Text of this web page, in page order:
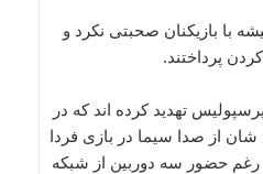
با بازیکنان صحبتی نکرد و
پرداختند.
تهدید کرده اند که در
از صدا سیما در بازی فردا
حضور سه دوربین از شبکه